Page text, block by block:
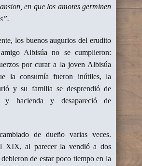
en que los amores germinen
los buenos augurios del erudito
Albisúa no se cumplieron:
por curar a la joven Albisúa
la consumía fueron inútiles, la
y su familia se desprendió de
y hacienda y desapareció de
de dueño varias veces.
XIX, al parecer la vendió a dos
de estar poco tiempo en la